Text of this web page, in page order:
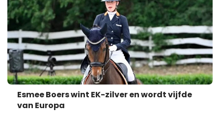
Esmee Boers wint EK-zilver en wordt vijfde
van Europa